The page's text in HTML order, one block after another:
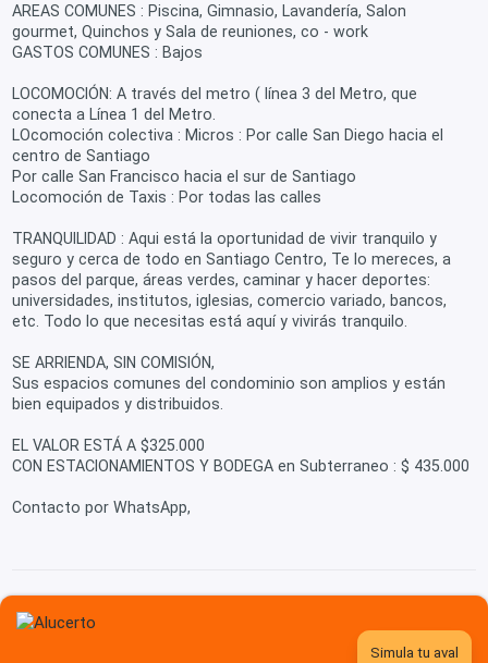
AREAS COMUNES : Piscina, Gimnasio, Lavandería, Salon
gourmet, Quinchos y Sala de reuniones, co - work
GASTOS COMUNES : Bajos
LOCOMOCIÓN: A través del metro ( línea 3 del Metro, que
conecta a Línea 1 del Metro.
LOcomoción colectiva : Micros : Por calle San Diego hacia el
centro de Santiago
Por calle San Francisco hacia el sur de Santiago
Locomoción de Taxis : Por todas las calles
TRANQUILIDAD : Aqui está la oportunidad de vivir tranquilo y
seguro y cerca de todo en Santiago Centro, Te lo mereces, a
pasos del parque, áreas verdes, caminar y hacer deportes:
universidades, institutos, iglesias, comercio variado, bancos,
etc. Todo lo que necesitas está aquí y vivirás tranquilo.
SE ARRIENDA, SIN COMISIÓN,
Sus espacios comunes del condominio son amplios y están
bien equipados y distribuidos.
EL VALOR ESTÁ A $325.000
CON ESTACIONAMIENTOS Y BODEGA en Subterraneo : $ 435.000
Contacto por WhatsApp,
Simula tu aval